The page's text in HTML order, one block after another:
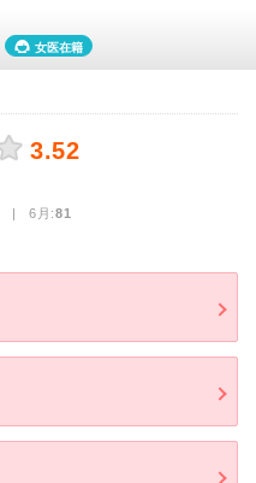
女医在籍
3.52
| 6月:81